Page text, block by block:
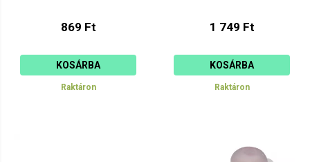
869 Ft
KOSÁRBA
Raktáron
1 749 Ft
KOSÁRBA
Raktáron